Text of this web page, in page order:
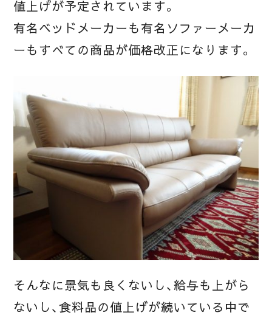
値上げが予定されています。
有名ベッドメーカーも有名ソファーメーカ
ーもすべての商品が価格改正になります。
そんなに景気も良くないし、給与も上がら
ないし、食料品の値上げが続いている中で